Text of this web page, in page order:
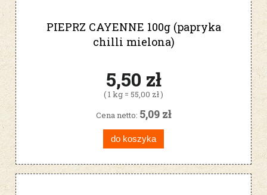
PIEPRZ CAYENNE 100g (papryka
chilli mielona)
5,50 zł
( 1 kg = 55,00 zł )
Cena netto: 5,09 zł
do koszyka